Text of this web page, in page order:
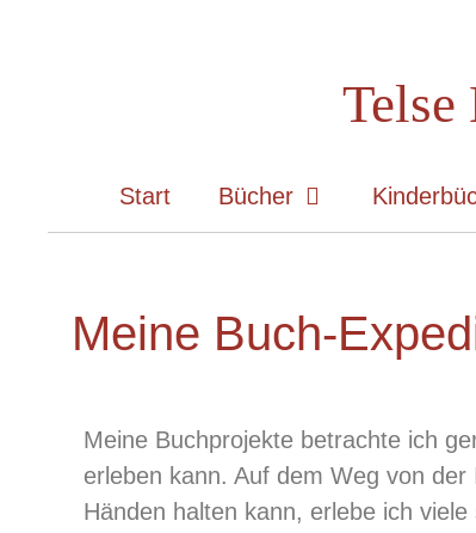
Start Bücher
Meine Buch-
Meine Buchprojekte betrachte ich
erleben kann. Auf dem Weg von
Händen halten kann, erlebe ich